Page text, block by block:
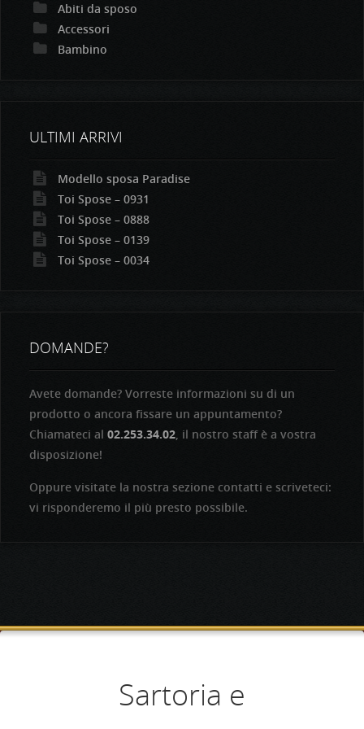
Abiti da sposo
Accessori
Bambino
ULTIMI ARRIVI
Modello sposa Paradise
Toi Spose – 0931
Toi Spose – 0888
Toi Spose – 0139
Toi Spose – 0034
DOMANDE?
Avete domande? Vorreste informazioni su di un
prodotto o ancora fissare un appuntamento?
Chiamateci al 02.253.34.02, il nostro staff è a vostra
disposizione!
Oppure visitate la nostra sezione contatti e scriveteci:
vi risponderemo il più presto possibile.
Sartoria e
Competenza e
Aperti dal lunedì al